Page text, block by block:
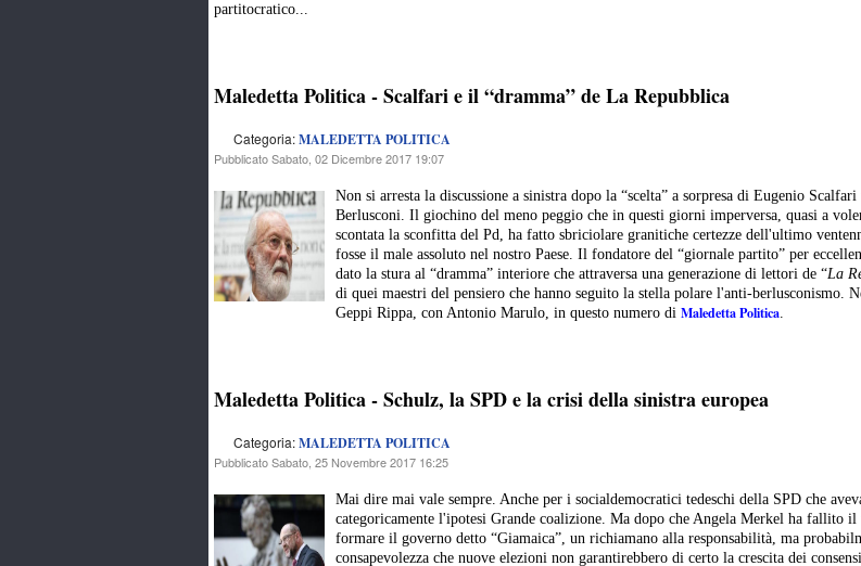
partitocratico...
Maledetta Politica - Scalfari e il “dramma” de La Repubblica
Categoria:MALEDETTA POLITICA
Pubblicato Sabato, 02 Dicembre 2017 19:07
Non si arresta la discussione a sinistra dopo la “scelta” a sorpresa di Eugenio
Berlusconi. Il giochino del meno peggio che in questi giorni imperversa, quasi a
scontata la sconfitta del Pd, ha fatto sbriciolare granitiche certezze dell'ultimo
fosse il male assoluto nel nostro Paese. Il fondatore del “giornale partito” per
dato la stura al “dramma” interiore che attraversa una generazione di lettori de “La
di quei maestri del pensiero che hanno seguito la stella polare l'anti-berlusconismo.
Geppi Rippa, con Antonio Marulo, in questo numero di Maledetta Politica.
Maledetta Politica - Schulz, la SPD e la crisi della sinistra europea
Categoria:MALEDETTA POLITICA
Pubblicato Sabato, 25 Novembre 2017 16:25
Mai dire mai vale sempre. Anche per i socialdemocratici tedeschi della SPD che
categoricamente l'ipotesi Grande coalizione. Ma dopo che Angela Merkel ha fallito
formare il governo detto “Giamaica”, un richiamano alla responsabilità, ma
consapevolezza che nuove elezioni non garantirebbero di certo la crescita dei